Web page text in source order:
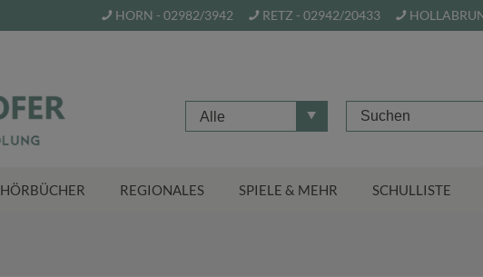
HORN - 02982/3942 RETZ - 02942/20433
Alle
HÖRBÜCHER REGIONALES SPIELE & MEHR SCHULLISTE